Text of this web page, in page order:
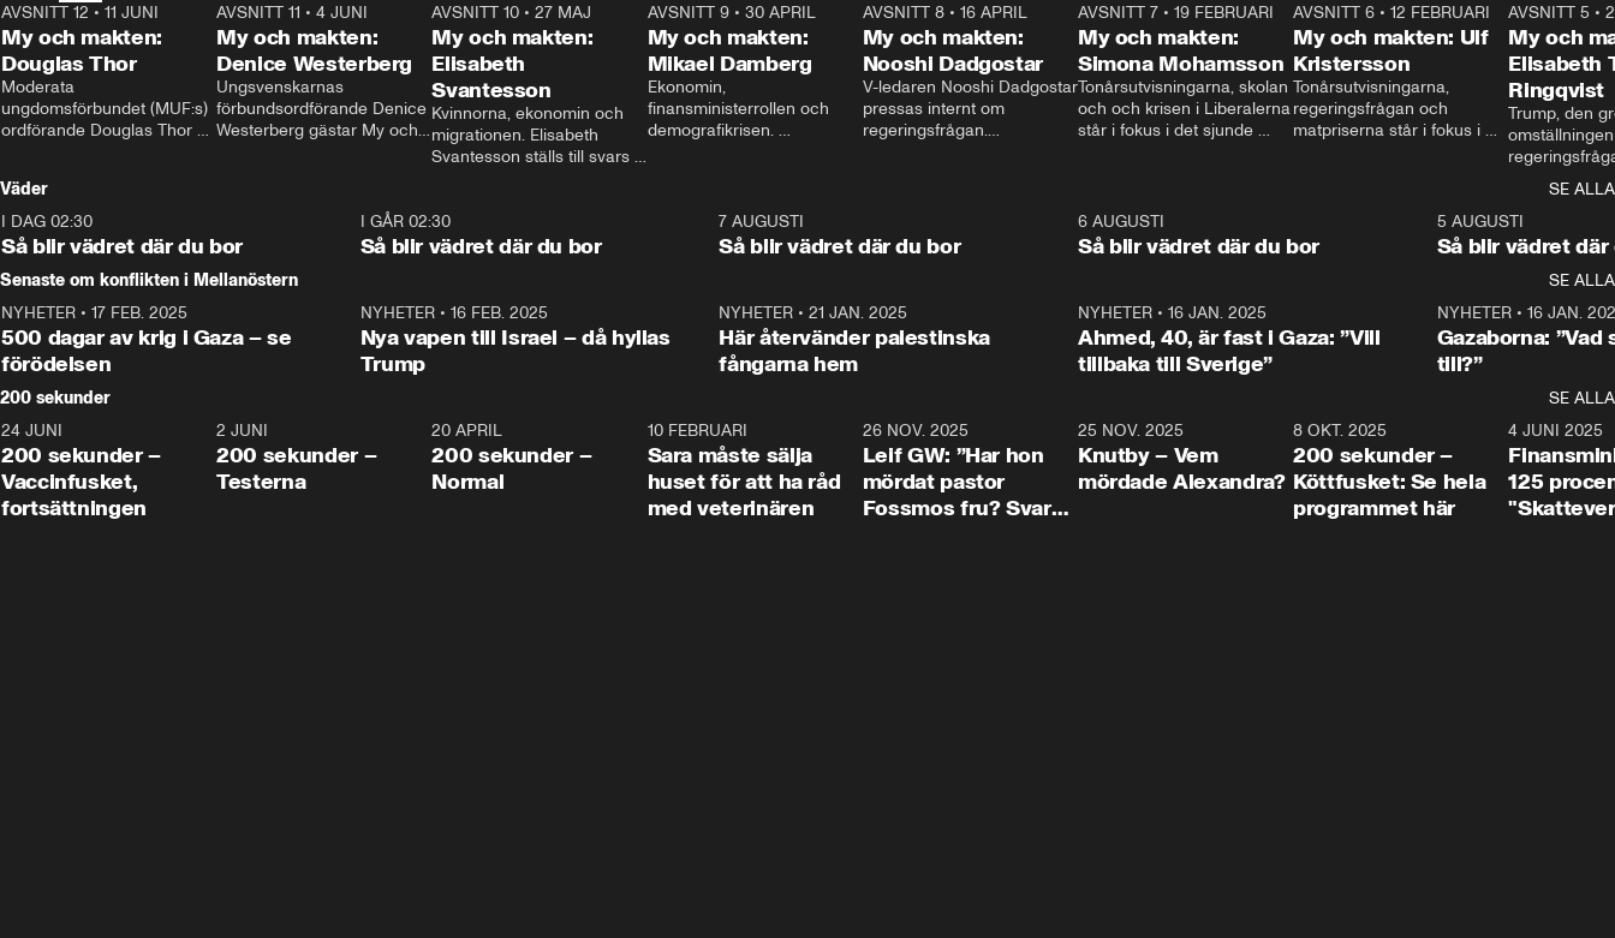
26:27
AVSNITT 12 • 11 JUNI
My och makten:
Douglas Thor
Moderata
ungdomsförbundet (MUF:s)
ordförande Douglas Thor
tonårsutvisningarna och hur
Moderaterna ska locka
väljare till valet i höst.
23:40
AVSNITT 11 •4 JUNI
My och makten:
Denice Westerberg
Ungsvenskarnas
förbundsordförande Denice
Westerberg gästar My och
AVSNITT 10 •27 MAJ
My och makten:
Elisabeth
Svantesson
Kvinnorna, ekonomin och
migrationen. Elisabeth
Svantesson ställs till svars
AVSNITT 9• 30 APRIL
My och makten:
Mikael Damberg
Ekonomin,
finansministerrollen och
demografikrisen.
och Makten.
AVSNITT 8• 16 APRIL
My och makten:
Nooshi Dadgostar
V-ledaren Nooshi Dadgostar
pressas internt om
regeringsfrågan.
– Vi ställer upp i val. Ska vi
vara med så sitter vi förstås
24:30
AVSNITT 7• 19 FEBRUARI
My och makten:
Simona Mohamsson
Tonårsutvisningarna, skolan
och och krisen i Liberalerna
står i fokus i det sjunde
kommentator My
Rohwedder ställer
utbildnings- och
Mohamsson till svars.
27:30
AVSNITT 6 •12 FEBRUARI
My och makten: Ulf
Kristersson
Tonårsutvisningarna,
regeringsfrågan och
matpriserna står i fokus i
Rohwedder ställer
statsminister Ulf Kristersson
AVSNITT 5 •
My och
Elisabeth
Ringqvist
Trump, den
centrum i
avsnittet av
Makten”. Se
Aftonbladets
Rohwedder
Thand Ring
Väder
SE ALLA
I DAG 02:30
Så blir vädret där du bor
1:06
I GÅR 02:30
Så blir vädret där du bor
7 AUGUSTI
Så blir vädret där du bor
6 AUGUSTI
Så blir vädret där du bor
5 AUGUSTI
Så blir vädret där
Senaste om konflikten i Mellanöstern
SE ALLA
NYHETER • 17 FEB. 2025
500 dagar av krig i Gaza – se
förödelsen
NYHETER• 16 FEB. 2025
Nya vapen till Israel – då hyllas
Trump
NYHETER •21 JAN. 2025
Här återvänder palestinska
fångarna hem
NYHETER• 16 JAN. 2025
Ahmed, 40, är fast i Gaza: ”Vill
tillbaka till Sverige”
NYHETER• 16 JAN.
Gazaborna:
till?”
200 sekunder
SE ALLA
5:00
24 JUNI
200 sekunder –
Vaccinfusket,
fortsättningen
4:23
2 JUNI
200 sekunder –
Testerna
20 APRIL
200 sekunder –
Normal
10 FEBRUARI
Sara måste sälja
huset för att ha råd
med veterinären
26 NOV. 2025
Leif GW: ”Har hon
mördat pastor
Fossmos fru? Svar
31:05
25 NOV. 2025
Knutby – Vem
mördade Alexandra?
4:29
8 OKT. 2025
200 sekunder –
Köttfusket: Se hela
programmet här
4 JUNI 2025
125